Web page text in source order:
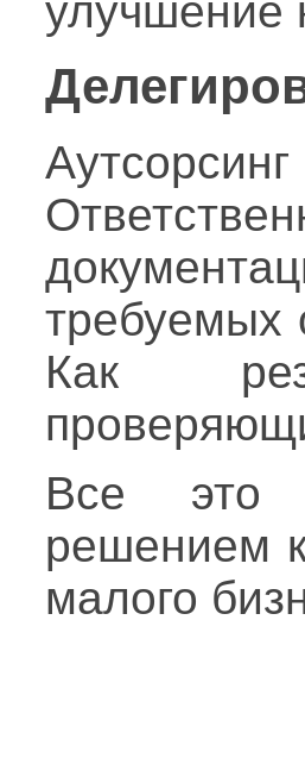
улучшение
требуемых
Как
Все это
решением
малого